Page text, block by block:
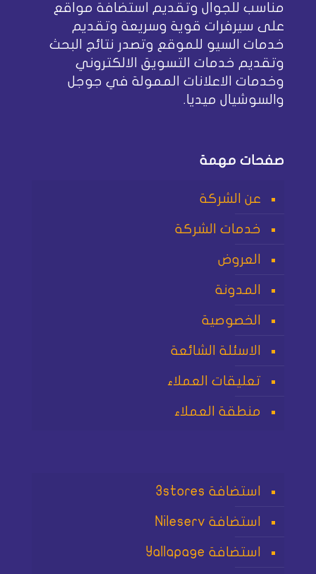
مناسب للجوال وتقديم استضافة مواقع
على سيرفرات قوية وسريعة وتقديم
خدمات السيو للموقع وتصدر نتائج البحث
وتقديم خدمات التسويق الالكتروني
وخدمات الاعلانات الممولة في جوجل
والسوشيال ميديا.
صفحات مهمة
عن الشركة
خدمات الشركة
العروض
المدونة
الخصوصية
الاسئلة الشائعة
تعليقات العملاء
منطقة العملاء
استضافة 3stores
استضافة Nileserv
استضافة Yallapage